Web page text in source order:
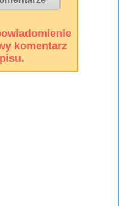
komentarz